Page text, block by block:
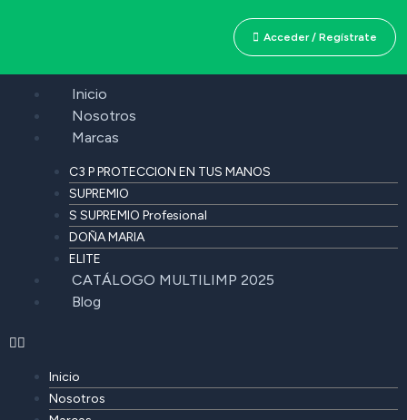
Acceder / Regístrate
Inicio
Nosotros
Marcas
C3 P PROTECCION EN TUS MANOS
SUPREMIO
S SUPREMIO Profesional
DOÑA MARIA
ELITE
CATÁLOGO MULTILIMP 2025
Blog
Inicio
Nosotros